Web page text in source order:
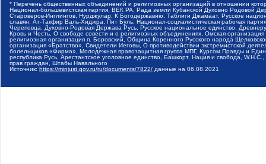
* Перечень общественных объединений и религиозных организаций в отношении
Национал-большевистская партия, ВЕК РА, Рада земли Кубанской Духовно Родовой
Староверов-Инглингов, Нурджулар, К Богодержавию, Таблиги Джамаат, Русское
славян, Ат-Такфир Валь-Хиджра, Пит Буль, Национал-социалистическая рабочая
Череповца, Духовно-Родовая Держава Русь, Русское национальное единство,
Кровь и Честь, О свободе совести и о религиозных объединениях, Омская
религиозная организация п. Боровский, Община Коренного Русского народа
организация «Братство», Свидетели Иеговы, О противодействии экстремистской
болельщиков «Фирма», Молодежная правозащитная группа МПГ, Курсом Правды и
республика Русь, Арестантское уголовное единство, Башкорт, Нация и свобода,
прав граждан, Штабы Навального
Источник: https://minjust.gov.ru/ru/documents/7822/ данные на 06.08.2021